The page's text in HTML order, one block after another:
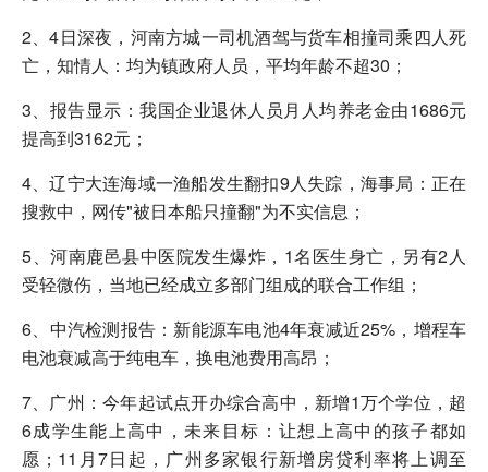
2、4日深夜，河南方城一司机酒驾与货车相撞司乘四人死
亡，知情人：均为镇政府人员，平均年龄不超30；
3、报告显示：我国企业退休人员月人均养老金由1686元
提高到3162元；
4、辽宁大连海域一渔船发生翻扣9人失踪，海事局：正在
搜救中，网传"被日本船只撞翻"为不实信息；
5、河南鹿邑县中医院发生爆炸，1名医生身亡，另有2人
受轻微伤，当地已经成立多部门组成的联合工作组；
6、中汽检测报告：新能源车电池4年衰减近25%，增程车
电池衰减高于纯电车，换电池费用高昂；
7、广州：今年起试点开办综合高中，新增1万个学位，超
6成学生能上高中，未来目标：让想上高中的孩子都如
愿；11月7日起，广州多家银行新增房贷利率将上调至